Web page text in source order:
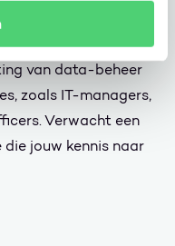
die invloed
van data-beheer
zoals IT-managers,
Verwacht een
jouw kennis naar